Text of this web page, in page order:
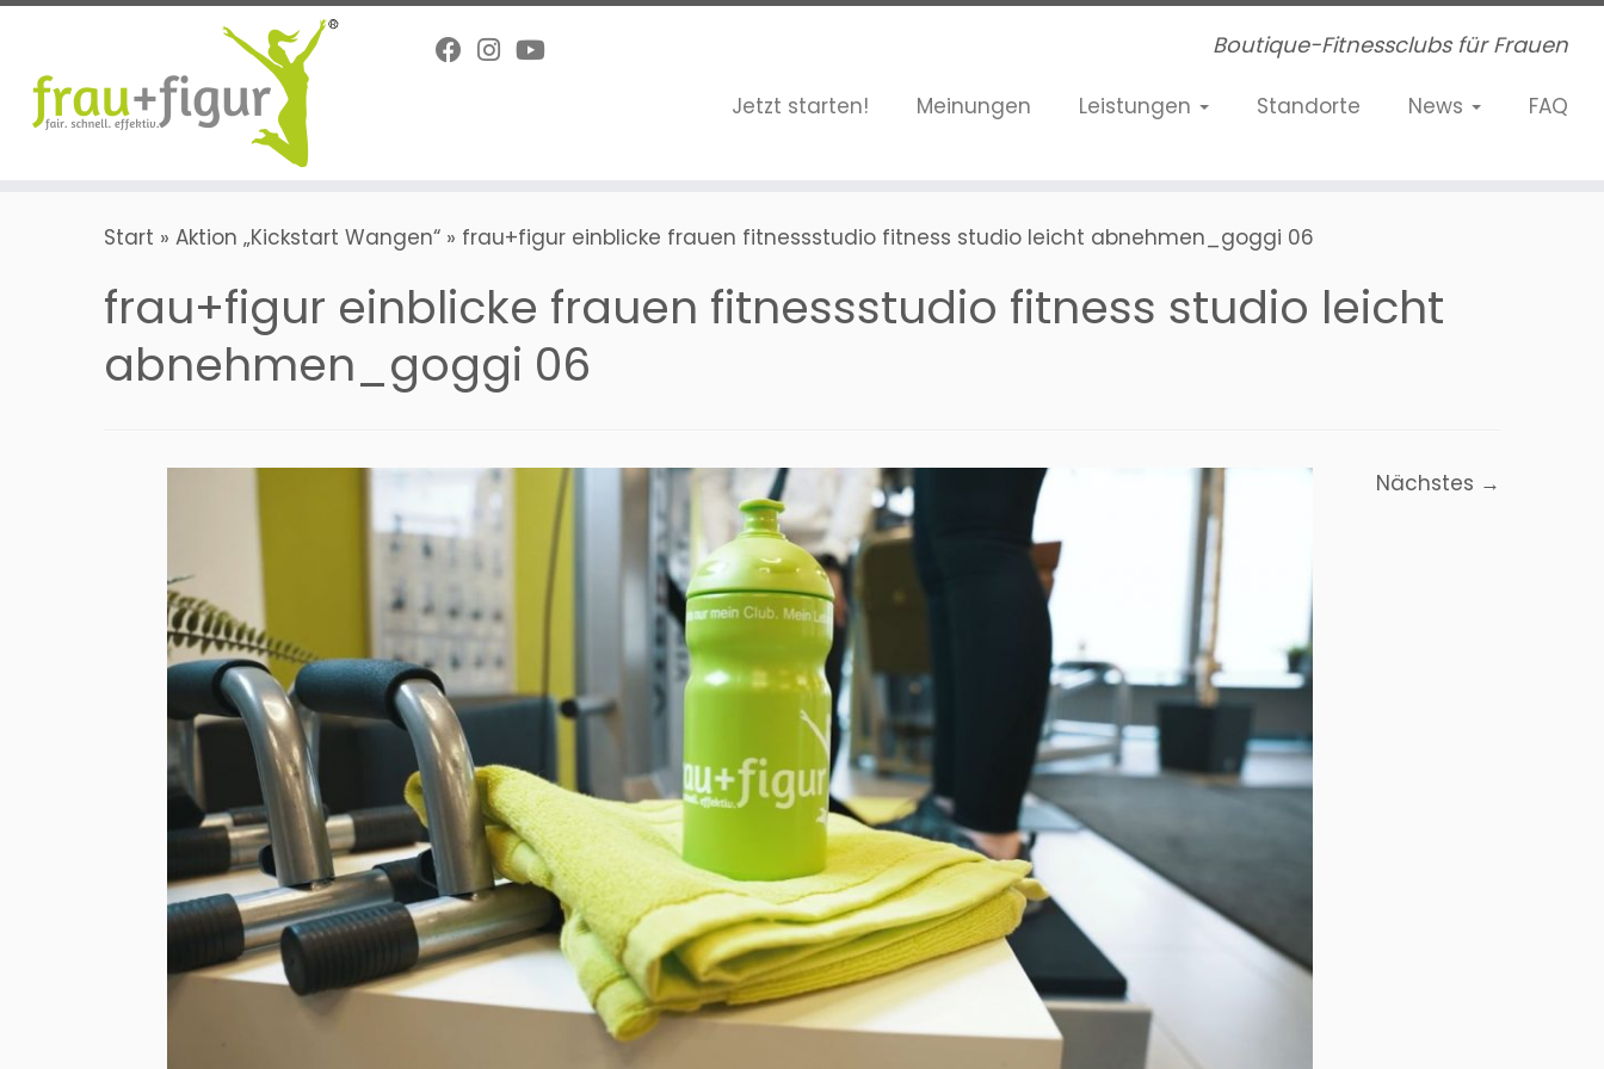
Zum
springen
Boutique-Fitnessclubs für Frauen
Jetzt starten! Meinungen Leistungen Standorte News FAQ
Start » Aktion „Kickstart Wangen“ » frau+figur einblicke frauen fitnessstudio fitness studio leicht abnehmen_goggi 06
frau+figur einblicke frauen fitnessstudio fitness studio leicht
abnehmen_goggi 06
Nächstes →